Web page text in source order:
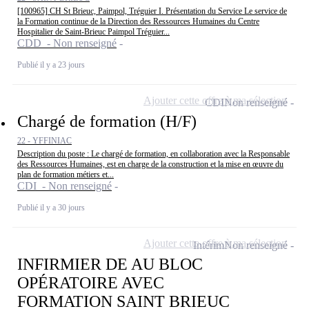
[100965] CH St Brieuc, Paimpol, Tréguier I. Présentation du Service Le service de
la Formation continue de la Direction des Ressources Humaines du Centre
Hospitalier de Saint-Brieuc Paimpol Tréguier...
CDD - Non renseigné
Publié il y a 23 jours
Chargé de formation (H/F)
22 - YFFINIAC
Description du poste : Le chargé de formation, en collaboration avec la Responsable
des Ressources Humaines, est en charge de la construction et la mise en œuvre du
plan de formation métiers et...
CDI - Non renseigné
Publié il y a 30 jours
CDINon renseigné
Ajouter cette offre à ma sélection
INFIRMIER DE AU BLOC
OPÉRATOIRE AVEC
FORMATION SAINT BRIEUC
IntérimNon renseigné
Ajouter cette offre à ma sélection